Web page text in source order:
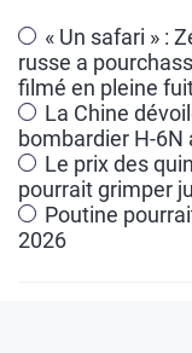
a
t
i
v
e
:
« Un safari » :
russe a
filmé en pleine
La Chine
bombardier H-6N
Le prix des
pourrait grimper
Poutine
2026